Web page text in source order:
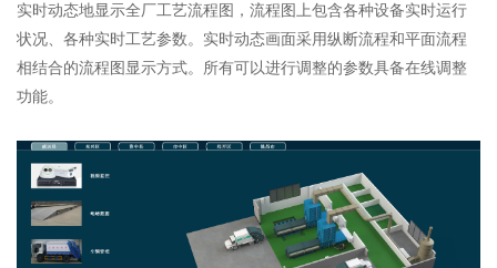
实时动态地显示全厂工艺流程图，流程图上包含各种设备实时运行
状况、各种实时工艺参数。实时动态画面采用纵断流程和平面流程
相结合的流程图显示方式。所有可以进行调整的参数具备在线调整
功能。